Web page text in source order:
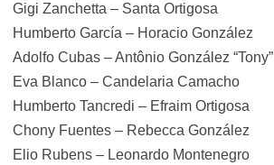
Gigi Zanchetta – Santa Ortigosa
Humberto García – Horacio González
Adolfo Cubas – Antônio González “Tony”
Eva Blanco – Candelaria Camacho
Humberto Tancredi – Efraim Ortigosa
Chony Fuentes – Rebecca González
Elio Rubens – Leonardo Montenegro